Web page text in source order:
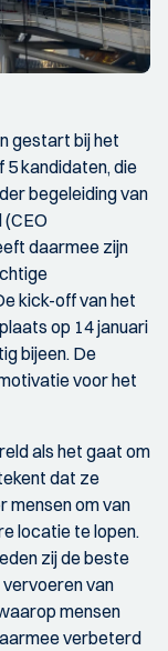
gestart bij het
5 kandidaten, die
begeleiding van
(CEO
daarmee zijn
kick-off van het
op 14 januari
bijeen. De
voor het
als het gaat om
dat ze
mensen om van
locatie te lopen.
zij de beste
van
mensen
verbeterd